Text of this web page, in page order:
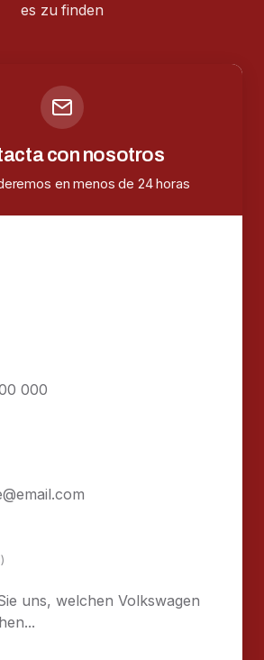
es zu finden
con nosotros
en menos de 24 horas